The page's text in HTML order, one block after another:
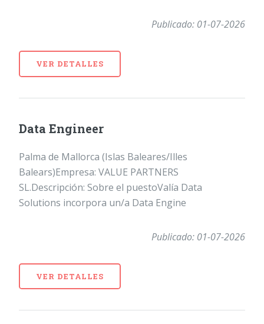
Publicado: 01-07-2026
VER DETALLES
Data Engineer
Palma de Mallorca (Islas Baleares/Illes
Balears)Empresa: VALUE PARTNERS
SL.Descripción: Sobre el puestoValía Data
Solutions incorpora un/a Data Engine
Publicado: 01-07-2026
VER DETALLES